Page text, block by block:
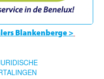
Blankenberge >